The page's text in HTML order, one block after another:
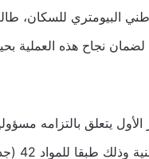
البيومتري للسكان،
نجاح هذه العملية
يتعلق بالتزامه
(جديدة)، 74 و75 من الدستور.